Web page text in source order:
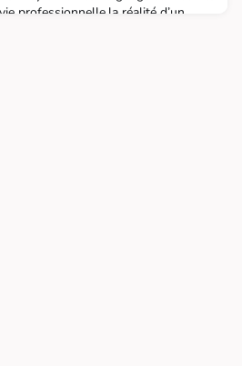
professionnelle,la réalité d’un